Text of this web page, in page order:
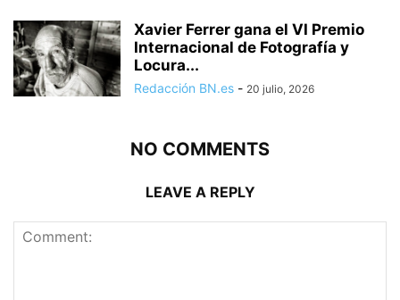
Xavier Ferrer gana el VI Premio
Internacional de Fotografía y
Locura...
Redacción BN.es - 20 julio, 2026
NO COMMENTS
LEAVE A REPLY